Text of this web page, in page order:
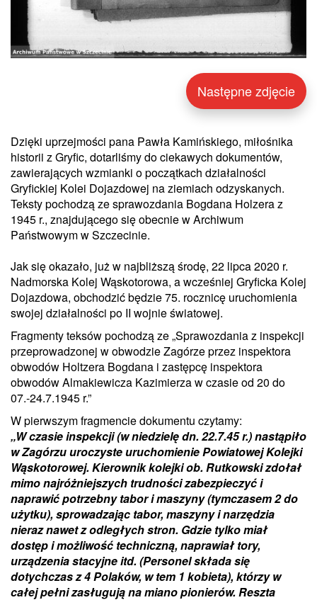
Następne zdjęcie
Dzięki uprzejmości pana Pawła Kamińskiego, miłośnika
historii z Gryfic, dotarliśmy do ciekawych dokumentów,
zawierających wzmianki o początkach działalności
Gryfickiej Kolei Dojazdowej na ziemiach odzyskanych.
Teksty pochodzą ze sprawozdania Bogdana Holzera z
1945 r., znajdującego się obecnie w Archiwum
Państwowym w Szczecinie.
Jak się okazało, już w najbliższą środę, 22 lipca 2020 r.
Nadmorska Kolej Wąskotorowa, a wcześniej Gryficka Kolej
Dojazdowa, obchodzić będzie 75. rocznicę uruchomienia
swojej działalności po II wojnie światowej.
Fragmenty teksów pochodzą ze „Sprawozdania z inspekcji
przeprowadzonej w obwodzie Zagórze przez inspektora
obwodów Holtzera Bogdana i zastępcę inspektora
obwodów Almakiewicza Kazimierza w czasie od 20 do
07.-24.7.1945 r.”
W pierwszym fragmencie dokumentu czytamy:
„W czasie inspekcji (w niedzielę dn. 22.7.45 r.) nastąpiło
w Zagórzu uroczyste uruchomienie Powiatowej Kolejki
Wąskotorowej. Kierownik kolejki ob. Rutkowski zdołał
mimo najróżniejszych trudności zabezpieczyć i
naprawić potrzebny tabor i maszyny (tymczasem 2 do
użytku), sprowadzając tabor, maszyny i narzędzia
nieraz nawet z odległych stron. Gdzie tylko miał
dostęp i możliwość techniczną, naprawiał tory,
urządzenia stacyjne itd. (Personel składa się
dotychczas z 4 Polaków, w tem 1 kobieta), którzy w
całej pełni zasługują na miano pionierów. Reszta